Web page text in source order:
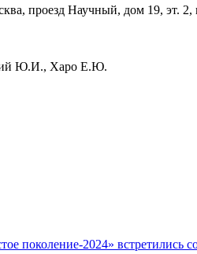
проезд Научный, дом 19, эт.
Ю.И., Харо Е.Ю.
2024» встретились